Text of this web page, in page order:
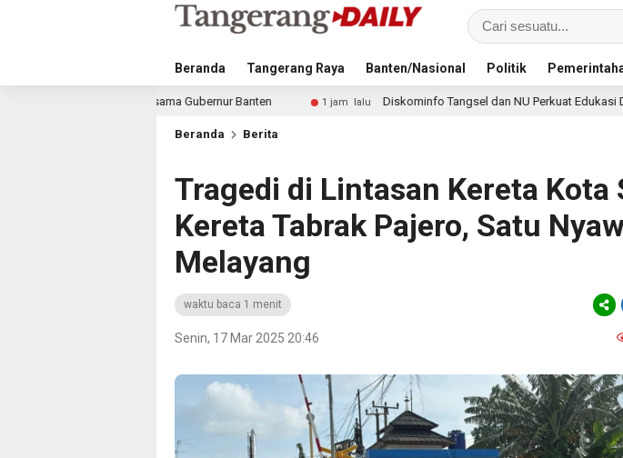
Beranda Tangerang Raya Banten/Nasional Politik
1 jam lalu Diskominfo Tangsel dan NU Perkuat Edukasi Digital untuk Tangkal
Beranda Berita
Tragedi di Lintasan Kereta Kota
Kereta Tabrak Pajero, Satu
Melayang
waktu baca 1 menit
Senin, 17 Mar 2025 20:46